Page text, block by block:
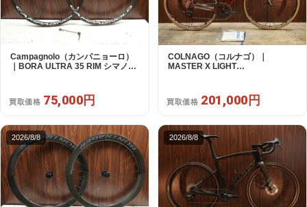
Campagnolo（カンパニョーロ）
｜BORA ULTRA 35 RIM シマノフ
買取価格 75,000円
COLNAGO（コルナゴ）｜
MASTER X LIGHT
年｜美品｜買取金額 201,000円
買取価格 201,000円
2026/8/8 2026/8/8